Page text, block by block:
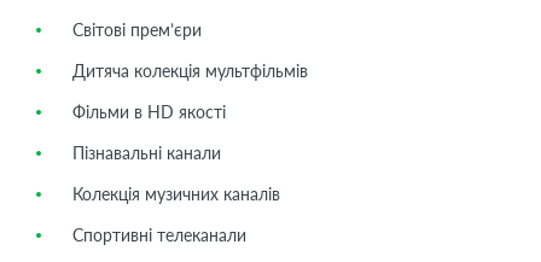
Світові прем’єри
Дитяча колекція мультфільмів
Фільми в HD якості
Пізнавальні канали
Колекція музичних каналів
Спортивні телеканали